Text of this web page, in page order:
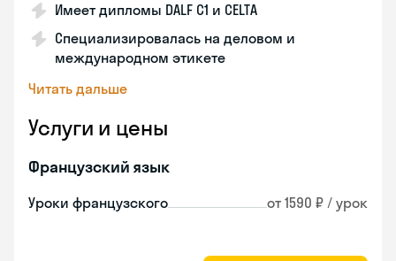
Имеет дипломы DALF C1 и CELTA
Специализировалась на деловом и
международном этикете
Читать дальше
Услуги и цены
Французский язык
Уроки французского от 1590 ₽ / урок